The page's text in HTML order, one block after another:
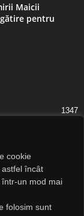
cookie
încât
un mod mai
folosim sunt
Maicii
pentru
1347